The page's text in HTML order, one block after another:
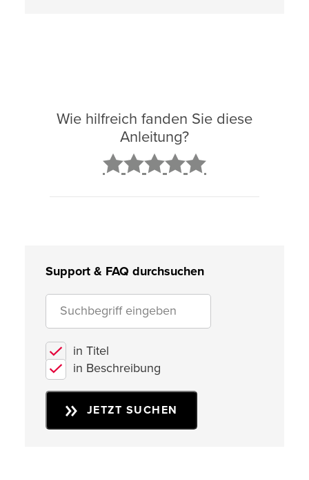
Wie hilfreich fanden Sie diese
Anleitung?
Support & FAQ durchsuchen
in Titel
in Beschreibung
JETZT SUCHEN